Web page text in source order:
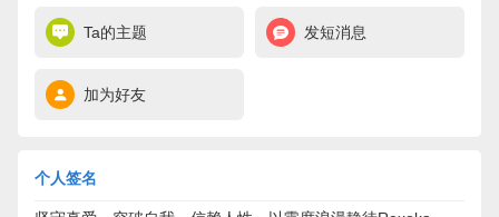
Ta的主题 发短消息
加为好友
个人签名